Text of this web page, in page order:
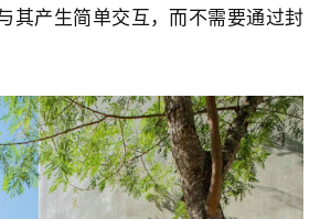
▲ 建筑外部休息空间